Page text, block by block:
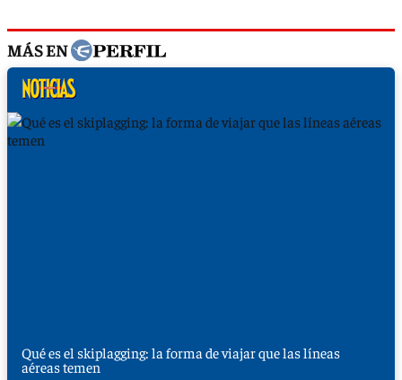
MÁS EN
Qué es el skiplagging: la forma de viajar que las líneas
aéreas temen